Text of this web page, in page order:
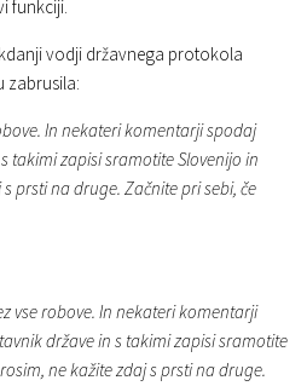
funkciji.
vodji državnega protokola
zabrusila:
In nekateri komentarji spodaj
takimi zapisi sramotite Slovenijo in
prsti na druge. Začnite pri sebi, če
vse robove. In nekateri komentarji
države in s takimi zapisi sramotite
ne kažite zdaj s prsti na druge.